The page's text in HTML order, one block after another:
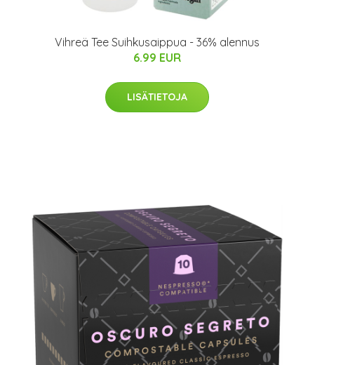
Vihreä Tee Suihkusaippua - 36% alennus
6.99 EUR
LISÄTIETOJA